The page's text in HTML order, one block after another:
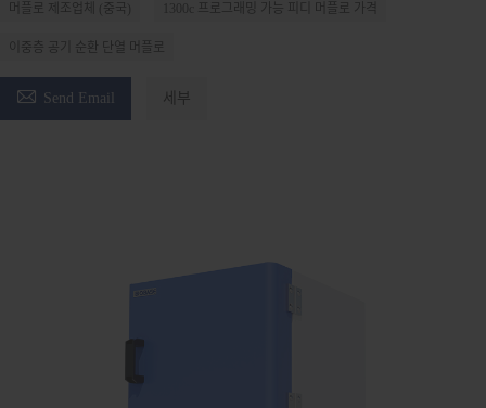
머플로 제조업체 (중국) 1300c 프로그래밍 가능 피디 머플로 가격
이중층 공기 순환 단열 머플로
 Send Email 세부